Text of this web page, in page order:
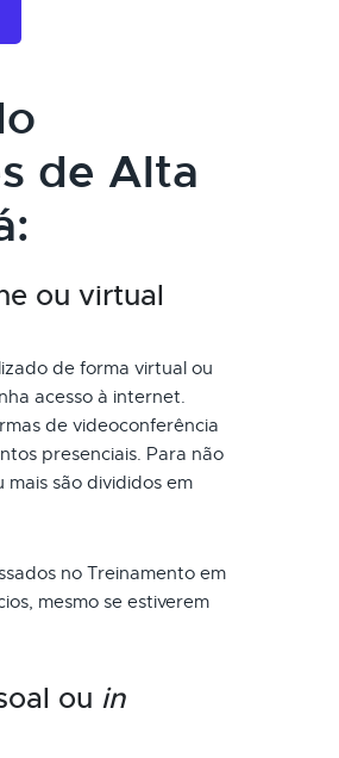
de Alta
ou virtual
de forma virtual ou
acesso à internet.
de videoconferência
presenciais. Para não
são divididos em
no Treinamento em
mesmo se estiverem
ou in